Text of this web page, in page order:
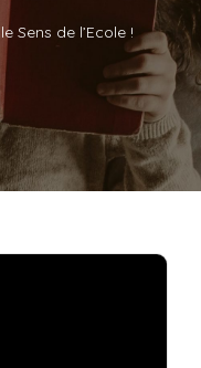
Sens de l’Ecole !